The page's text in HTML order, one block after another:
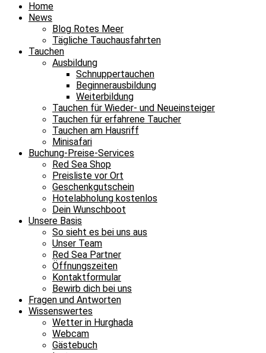
Home
News
Blog Rotes Meer
Tägliche Tauchausfahrten
Tauchen
Ausbildung
Schnuppertauchen
Beginnerausbildung
Weiterbildung
Tauchen für Wieder- und Neueinsteiger
Tauchen für erfahrene Taucher
Tauchen am Hausriff
Minisafari
Buchung-Preise-Services
Red Sea Shop
Preisliste vor Ort
Geschenkgutschein
Hotelabholung kostenlos
Dein Wunschboot
Unsere Basis
So sieht es bei uns aus
Unser Team
Red Sea Partner
Öffnungszeiten
Kontaktformular
Bewirb dich bei uns
Fragen und Antworten
Wissenswertes
Wetter in Hurghada
Webcam
Gästebuch